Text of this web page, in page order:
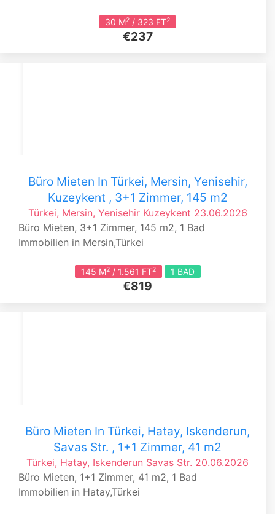
30 M2 / 323 FT2
€237
Büro Mieten In Türkei, Mersin, Yenisehir,
Kuzeykent , 3+1 Zimmer, 145 m2
Türkei, Mersin, Yenisehir Kuzeykent 23.06.2026
Büro Mieten, 3+1 Zimmer, 145 m2, 1 Bad
Immobilien in Mersin,Türkei
145 M2/ 1.561 FT2 1 BAD
€819
Büro Mieten In Türkei, Hatay, Iskenderun,
Savas Str. , 1+1 Zimmer, 41 m2
Türkei, Hatay, Iskenderun Savas Str. 20.06.2026
Büro Mieten, 1+1 Zimmer, 41 m2, 1 Bad
Immobilien in Hatay,Türkei